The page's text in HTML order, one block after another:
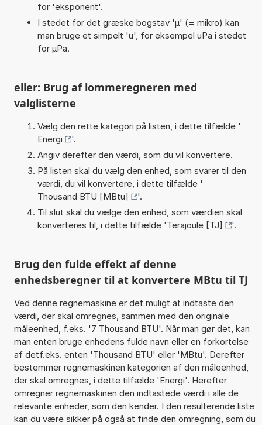
for 'eksponent'.
I stedet for det græske bogstav 'µ' (= mikro) kan
man bruge et simpelt 'u', for eksempel uPa i stedet
for µPa.
eller: Brug af lommeregneren med
valglisterne
Vælg den rette kategori på listen, i dette tilfælde '
Energi
'.
Angiv derefter den værdi, som du vil konvertere.
På listen skal du vælg den enhed, som svarer til den
værdi, du vil konvertere, i dette tilfælde '
Thousand BTU [MBtu]
'.
Til slut skal du vælge den enhed, som værdien skal
konverteres til, i dette tilfælde 'Terajoule [TJ] '.
Brug den fulde effekt af denne
enhedsberegner til at konvertere MBtu til TJ
Ved denne regnemaskine er det muligt at indtaste den
værdi, der skal omregnes, sammen med den originale
måleenhed, f.eks. '7 Thousand BTU'. Når man gør det, kan
man enten bruge enhedens fulde navn eller en forkortelse
af detf.eks. enten 'Thousand BTU' eller 'MBtu'. Derefter
bestemmer regnemaskinen kategorien af den måleenhed,
der skal omregnes, i dette tilfælde 'Energi'. Herefter
omregner regnemaskinen den indtastede værdi i alle de
relevante enheder, som den kender. I den resulterende liste
kan du være sikker på også at finde den omregning, som du